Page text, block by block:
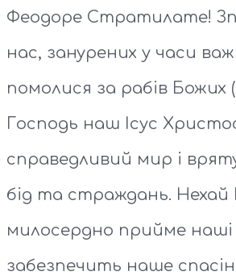
Феодоре Стратилате!
нас, занурених у часи
помолися за рабів Божих
Господь наш Ісус
справедливий мир і
бід та страждань. Нехай
милосердно прийме наші
забезпечить наше